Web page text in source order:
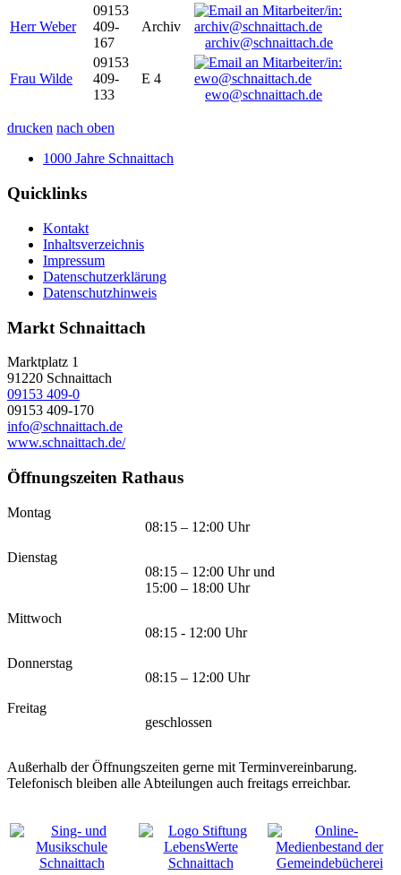
Herr Weber
09153
409-
167
Archiv
archiv@schnaittach.de
Frau Wilde
09153
409-
133
E 4
ewo@schnaittach.de
drucken nach oben
1000 Jahre Schnaittach
Quicklinks
Kontakt
Inhaltsverzeichnis
Impressum
Datenschutzerklärung
Datenschutzhinweis
Markt Schnaittach
Marktplatz 1
91220 Schnaittach
09153 409-0
09153 409-170
info@schnaittach.de
www.schnaittach.de/
Öffnungszeiten Rathaus
Montag
08:15 – 12:00 Uhr
Dienstag
08:15 – 12:00 Uhr und
15:00 – 18:00 Uhr
Mittwoch
08:15 - 12:00 Uhr
Donnerstag
08:15 – 12:00 Uhr
Freitag
geschlossen
Außerhalb der Öffnungszeiten gerne mit Terminvereinbarung.
Telefonisch bleiben alle Abteilungen auch freitags erreichbar.